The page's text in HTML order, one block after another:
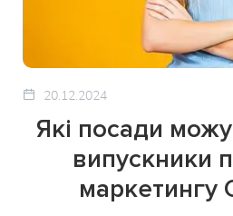
20.12.2024
Які посади
випускники
маркетингу